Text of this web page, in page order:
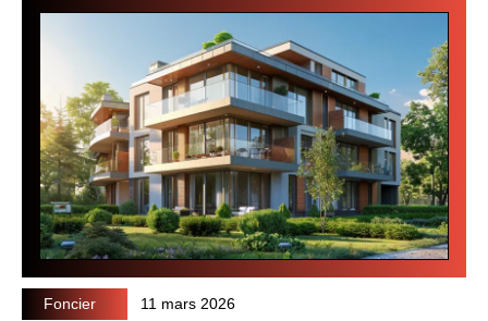
Foncier 11 mars 2026